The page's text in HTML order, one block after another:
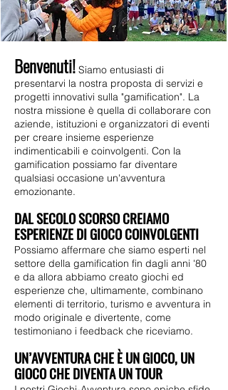
Benvenuti! Siamo entusiasti di
presentarvi la nostra proposta di servizi e
progetti innovativi sulla "gamification". La
nostra missione è quella di collaborare con
aziende, istituzioni e organizzatori di eventi
per creare insieme esperienze
indimenticabili e coinvolgenti. Con la
gamification possiamo far diventare
qualsiasi occasione un'avventura
emozionante.
DAL SECOLO SCORSO CREIAMO
ESPERIENZE DI GIOCO COINVOLGENTI
Possiamo affermare che siamo esperti nel
settore della gamification fin dagli anni '80
e da allora abbiamo creato giochi ed
esperienze che, ultimamente, combinano
elementi di territorio, turismo e avventura in
modo originale e divertente, come
testimoniano i feedback che riceviamo.
UN’AVVENTURA CHE È UN GIOCO, UN
GIOCO CHE DIVENTA UN TOUR